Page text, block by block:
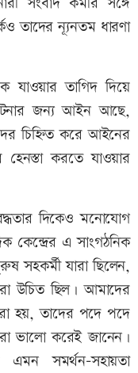
তাদের ন্যূনতম ধারণা
যাওয়ার তাগিদ দিয়ে
জন্য আইন আছে,
চিহ্নিত করে আইনের
করতে যাওয়ার
দিকেও মনোযোগ
কেন্দ্রের এ সাংগঠনিক
সহকর্মী যারা ছিলেন,
উচিত ছিল। আমাদের
হয়, তাদের পদে পদে
ভালো করেই জানেন।
সমর্থন-সহায়তা